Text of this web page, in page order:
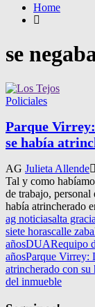
Home
se
Policiales
Parque
se había
AG Julieta Allende
Tal y como
de trabajo,
había atrincherado
ag noticiasalta
siete horascalle
añosDUARequipo
añosParque Virrey:
atrincherado con su
del inmueble